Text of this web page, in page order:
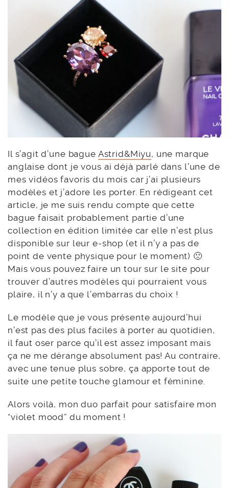
Il s’agit d’une bague Astrid&Miyu, une marque
anglaise dont je vous ai déjà parlé dans l’une de
mes vidéos favoris du mois car j’ai plusieurs
modèles et j’adore les porter. En rédigeant cet
article, je me suis rendu compte que cette
bague faisait probablement partie d’une
collection en édition limitée car elle n’est plus
disponible sur leur e-shop (et il n’y a pas de
point de vente physique pour le moment) 🙁
Mais vous pouvez faire un tour sur le site pour
trouver d’autres modèles qui pourraient vous
plaire, il n’y a que l’embarras du choix !
Le modèle que je vous présente aujourd’hui
n’est pas des plus faciles à porter au quotidien,
il faut oser parce qu’il est assez imposant mais
ça ne me dérange absolument pas! Au contraire,
avec une tenue plus sobre, ça apporte tout de
suite une petite touche glamour et féminine.
Alors voilà, mon duo parfait pour satisfaire mon
“violet mood” du moment !